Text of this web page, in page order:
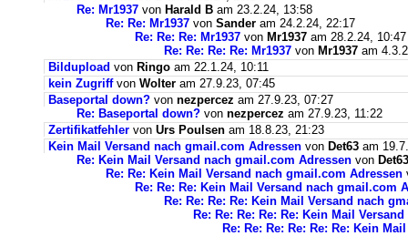
Re: Mr1937 von Harald B am 23.2.24, 13:58
Re: Re: Mr1937 von Sander am 24.2.24, 22:17
Re: Re: Re: Mr1937 von Mr1937 am 28.2.24, 10:47
Re: Re: Re: Re: Mr1937 von Mr1937 am
Bildupload von Ringo am 22.1.24, 10:11
kein Zugriffvon Wolter am 27.9.23, 07:45
Baseportal down? von nezpercez am 27.9.23, 07:27
Re: Baseportal down? von nezpercez am 27.9.23, 11:22
Zertifikatfehler von Urs Poulsen am 18.8.23, 21:23
Kein Mail Versand nach gmail.com Adressen von Det63 am
Re: Kein Mail Versand nach gmail.com Adressen von Det63
Re: Re: Kein Mail Versand nach gmail.com Adressen
Re: Re: Re: Kein Mail Versand nach gmail.com
Re: Re: Re: Re: Kein Mail Versand nach
Re: Re: Re: Re: Re: Kein Mail
Re: Re: Re: Re: Re: Re: Kein